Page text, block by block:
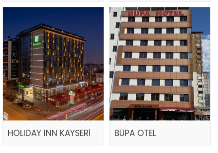
HOLIDAY INN KAYSERİ BÜPA OTEL